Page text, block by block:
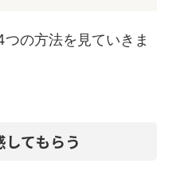
の方法を見ていきま
てもらう